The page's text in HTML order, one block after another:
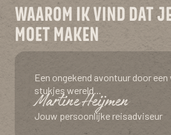
WAAROM IK VIND DAT
MOET MAKEN
Een ongekend avontuur door
stukjes wereld...
Martine Heijmen
Jouw persoonlijke reisadviseur